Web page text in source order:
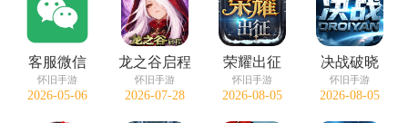
客服微信
怀旧手游
2026-05-06
龙之谷启程
怀旧手游
2026-07-28
荣耀出征
怀旧手游
2026-08-05
决战破晓
怀旧手游
2026-08-05